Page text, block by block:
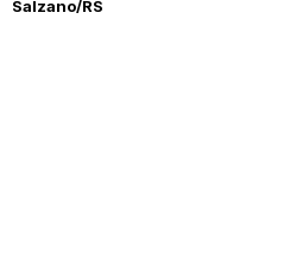
Salzano/RS